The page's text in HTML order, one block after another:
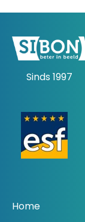
Sinds 1997
Home